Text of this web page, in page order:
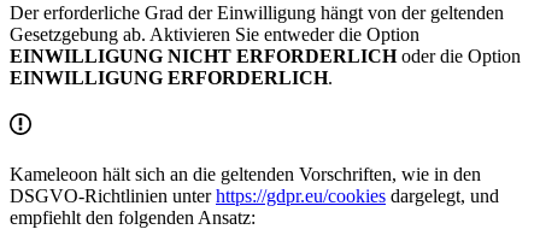
Der erforderliche Grad der Einwilligung hängt von der geltenden
Gesetzgebung ab. Aktivieren Sie entweder die Option
EINWILLIGUNG NICHT ERFORDERLICHoder die Option
EINWILLIGUNG ERFORDERLICH.
Kameleoon hält sich an die geltenden Vorschriften, wie in den
DSGVO-Richtlinien unterhttps://gdpr.eu/cookies dargelegt, und
empfiehlt den folgenden Ansatz: